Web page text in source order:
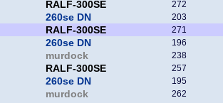
RALF-300SE 272
260se DN 203
RALF-300SE 271
260se DN 196
murdock 238
RALF-300SE 257
260se DN 195
murdock 262